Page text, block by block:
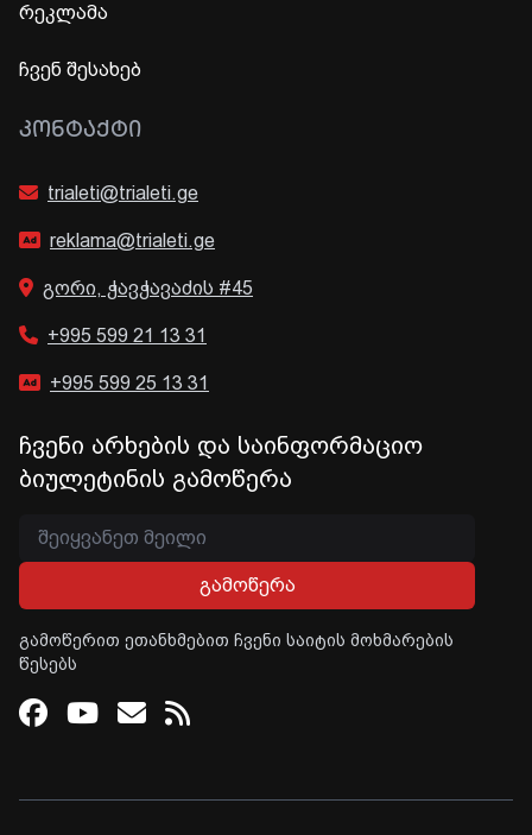
რეკლამა
ჩვენ შესახებ
ᲙᲝᲜᲢᲐᲥᲢᲘ
trialeti@trialeti.ge
reklama@trialeti.ge
გორი, ჭავჭავაძის #45
+995 599 21 13 31
+995 599 25 13 31
ჩვენი არხების და საინფორმაციო
ბიულეტინის გამოწერა
გამოწერა
გამოწერით ეთანხმებით ჩვენი საიტის მოხმარების
წესებს
Facebook
Youtube
Email
RSS